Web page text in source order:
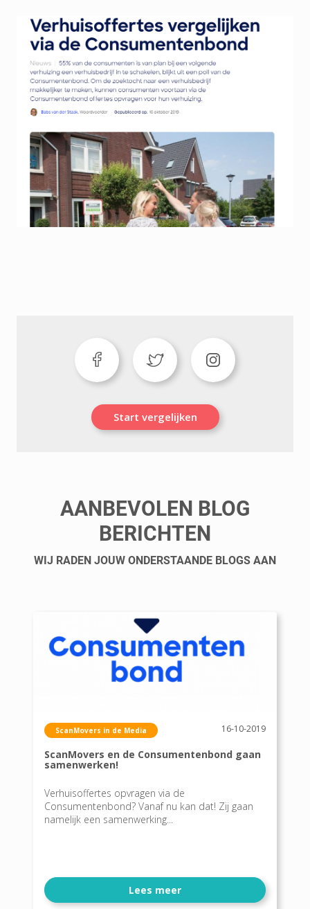
Start vergelijken
AANBEVOLEN BLOG
BERICHTEN
WIJ RADEN JOUW ONDERSTAANDE BLOGS AAN
ScanMovers in de Media 16-10-2019
ScanMovers en de Consumentenbond gaan
samenwerken!
Verhuisoffertes opvragen via de
Consumentenbond? Vanaf nu kan dat! Zij gaan
namelijk een samenwerking...
Lees meer